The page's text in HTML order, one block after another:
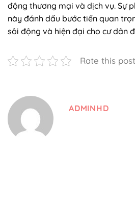
động thương mại và dịch vụ. Sự
này đánh dấu bước tiến quan
sôi động và hiện đại cho cư dân
Rate this post
ADMINHD